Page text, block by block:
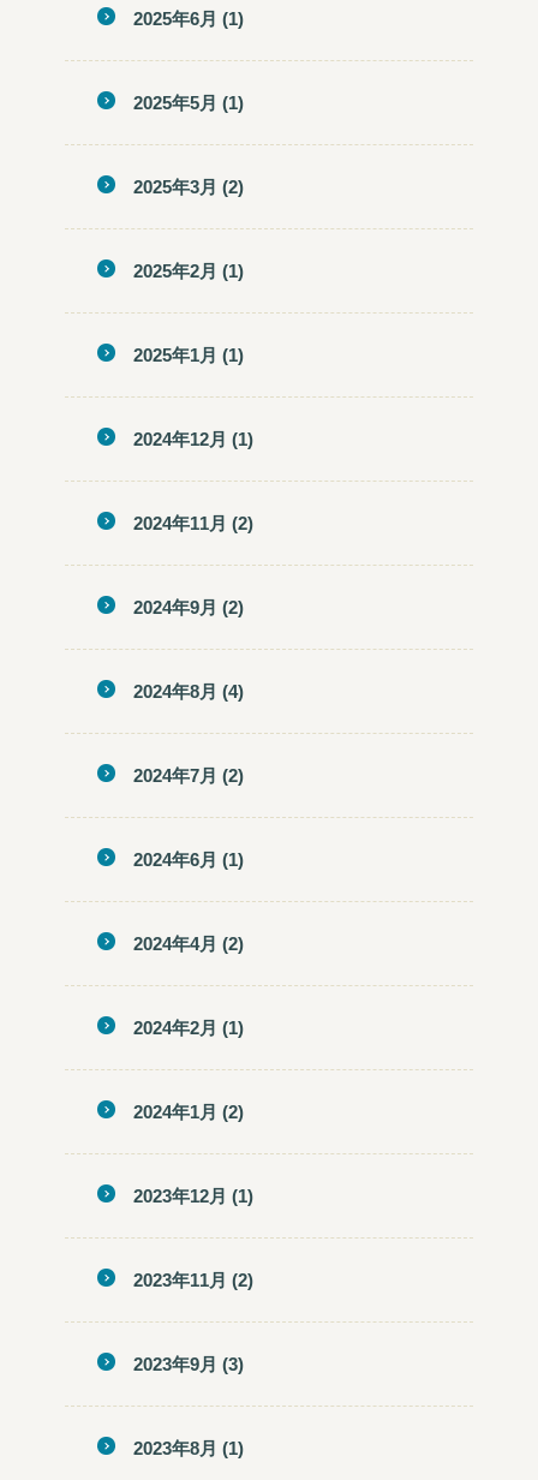
2025年6月 (1)
2025年5月 (1)
2025年3月 (2)
2025年2月 (1)
2025年1月 (1)
2024年12月 (1)
2024年11月 (2)
2024年9月 (2)
2024年8月 (4)
2024年7月 (2)
2024年6月 (1)
2024年4月 (2)
2024年2月 (1)
2024年1月 (2)
2023年12月 (1)
2023年11月 (2)
2023年9月 (3)
2023年8月 (1)